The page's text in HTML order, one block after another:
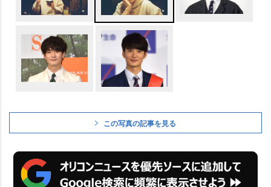
この写真の記事を見る